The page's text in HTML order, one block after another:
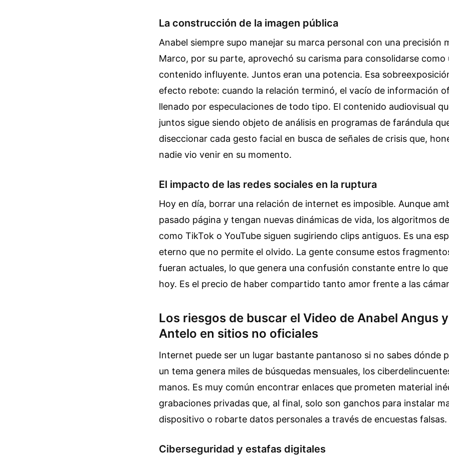
La construcción de la imagen pública
Anabel siempre supo manejar su marca personal con una precisión
Marco, por su parte, aprovechó su carisma para consolidarse como
contenido influyente. Juntos eran una potencia. Esa
efecto rebote: cuando la relación terminó, el vacío de información
llenado por especulaciones de todo tipo. El contenido audiovisual
juntos sigue siendo objeto de análisis en programas de farándula
diseccionar cada gesto facial en busca de señales de crisis que,
nadie vio venir en su momento.
El impacto de las redes sociales en la ruptura
Hoy en día, borrar una relación de internet es imposible. Aunque
pasado página y tengan nuevas dinámicas de vida, los algoritmos
como TikTok o YouTube siguen sugiriendo clips antiguos. Es una
eterno que no permite el olvido. La gente consume estos
fueran actuales, lo que genera una confusión constante entre lo
hoy. Es el precio de haber compartido tanto amor frente a las
Los riesgos de buscar el Video de Anabel Angus
Antelo en sitios no oficiales
Internet puede ser un lugar bastante pantanoso si no sabes dónde
un tema genera miles de búsquedas mensuales, los
manos. Es muy común encontrar enlaces que prometen material
grabaciones privadas que, al final, solo son ganchos para instalar
dispositivo o robarte datos personales a través de encuestas falsas.
Ciberseguridad y estafas digitales